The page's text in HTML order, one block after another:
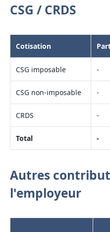
CSG / CRDS
Cotisation
CSG imposable -
CSG non-imposable -
CRDS -
Total -
Autres
l'employeur